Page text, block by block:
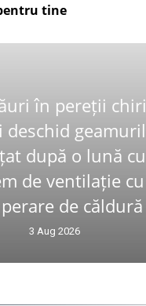
tine
în pereții
deschid
după o lună
de ventilație cu
de căldură
3 Aug 2026